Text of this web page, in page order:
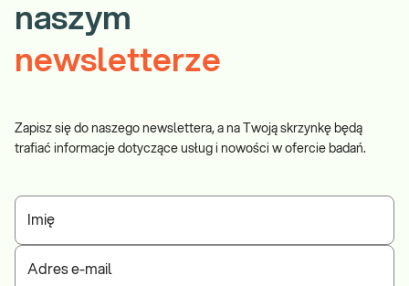
naszym
newsletterze
Zapisz się do naszego newslettera, a na Twoją skrzynkę będą
trafiać informacje dotyczące usług i nowości w ofercie badań.
Imię
Adres e-mail